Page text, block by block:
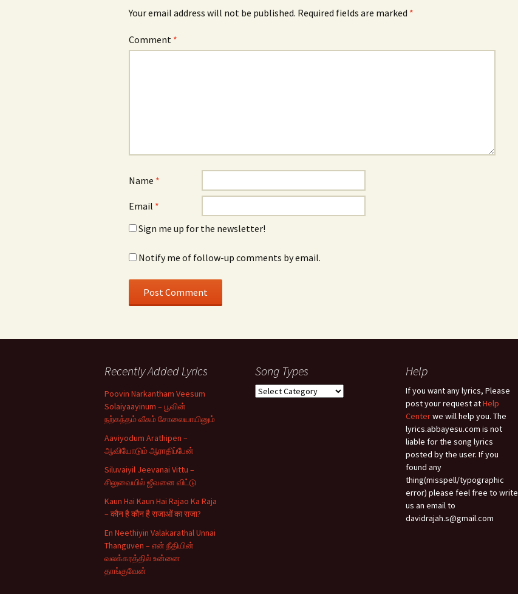
Your email address will not be published. Required fields are marked *
Comment *
Name *
Email *
Sign me up for the newsletter!
Notify me of follow-up comments by email.
Recently Added Lyrics
Poovin Narkantham Veesum
Solaiyaayinum – பூவின்
நற்கந்தம் வீசும் சோலையாயினும்
Aaviyodum Arathipen –
ஆவியோடும் ஆராதிப்பேன்
Siluvaiyil Jeevanai Vittu –
சிலுவையில் ஜீவனை விட்டு
Kaun Hai Kaun Hai Rajao Ka Raja
– कौन है कौन है राजाओं का राजा?
En Neethiyin Valakarathal Unnai
Thanguven – என் நீதியின்
வலக்கரத்தில் உன்னை
தாங்குவேன்
Song Types
Song
Help
If you want any lyrics, Please
post your request atHelp
Centerwe will help you. The
lyrics.abbayesu.com is not
liable for the song lyrics
posted by the user. If you
found any
thing(misspell/typographic
error) please feel free to write
us an email to
davidrajah.s@gmail.com